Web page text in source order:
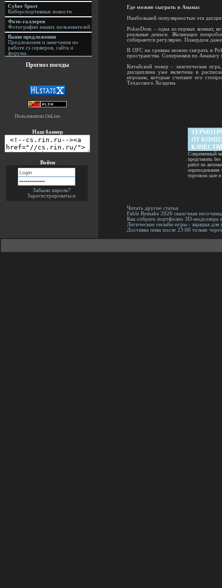
Cyber Sport
Киберспортивные новости
Фото-галлерея
Фотографии наших пользователей
Ваши предложения
Предложения и замечания по
работе cs серверов, сайта и
форума.
Прогноз погоды
Пользователи OnLine
Наш баннер
Войти
Забыли пароль?
Зарегистрироваться
Где можно сыграть в Ананас
Наибольшей популярностью эта
PokerDom – одна из первых комнат,
реальные деньги. Желающих
собираются регулярно. Покердом
В OFC на гривны можно сыграть в
пространства. Соперников по
Китайский покер – экзотическая
дисциплина уже включена в
игрокам, которые считают его
Техасского Холдема.
ОТ
Современный
представить
работ по
оприходования
торговом зале
Читать другие статьи
Fable Remake 2026 сказочная
Как собрать портфолио 3D-моделлера
Логические онлайн-игры - зарядка для
Доставка пива после 23:00 только